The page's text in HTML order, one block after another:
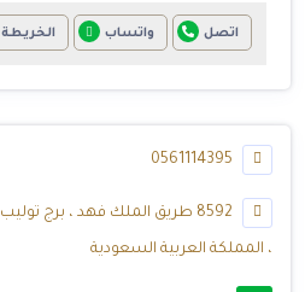
اتصل واتساب الخريطة
، المملكة العربية السعودية